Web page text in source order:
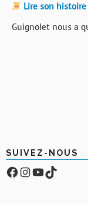
Lire son
Guignolet nous a
SUIVEZ-NOUS
Facebook
Compte Instagram
YouTube
TikTok